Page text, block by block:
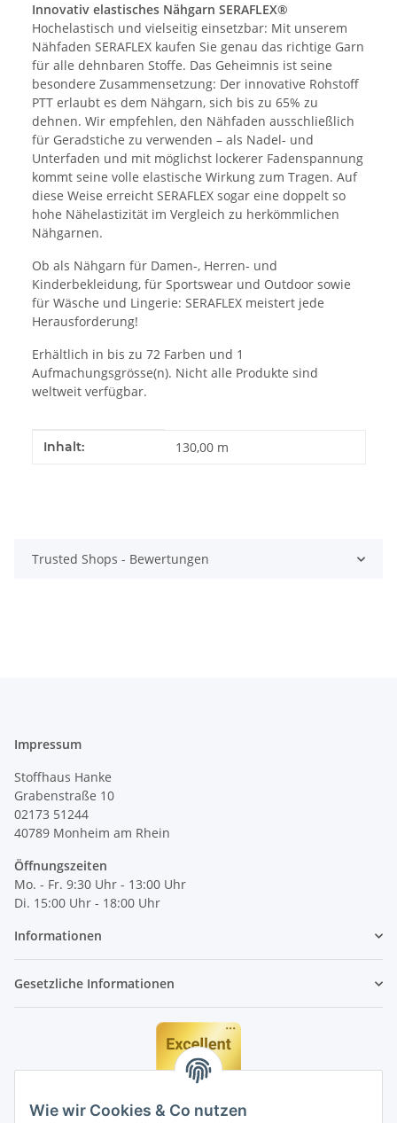
Wie wir Cookies & Co nutzen
Innovativ elastisches Nähgarn SERAFLEX®
Hochelastisch und vielseitig einsetzbar: Mit unserem
Nähfaden SERAFLEX kaufen Sie genau das richtige Garn
für alle dehnbaren Stoffe. Das Geheimnis ist seine
besondere Zusammensetzung: Der innovative Rohstoff
PTT erlaubt es dem Nähgarn, sich bis zu 65% zu
dehnen. Wir empfehlen, den Nähfaden ausschließlich
für Geradstiche zu verwenden – als Nadel- und
Unterfaden und mit möglichst lockerer Fadenspannung
kommt seine volle elastische Wirkung zum Tragen. Auf
diese Weise erreicht SERAFLEX sogar eine doppelt so
hohe Nähelastizität im Vergleich zu herkömmlichen
Nähgarnen.
Ob als Nähgarn für Damen-, Herren- und
Kinderbekleidung, für Sportswear und Outdoor sowie
für Wäsche und Lingerie: SERAFLEX meistert jede
Herausforderung!
Erhältlich in bis zu 72 Farben und 1
Aufmachungsgrösse(n). Nicht alle Produkte sind
weltweit verfügbar.
Produkteigenschaft
Wert
Inhalt: 130,00 m
Trusted Shops - Bewertungen
Impressum
Stoffhaus Hanke
Grabenstraße 10
02173 51244
40789 Monheim am Rhein
Öffnungszeiten
Mo. - Fr. 9:30 Uhr - 13:00 Uhr
Di. 15:00 Uhr - 18:00 Uhr
Informationen
Gesetzliche Informationen